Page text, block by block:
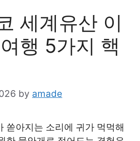
세계유산 이
행 5가지 핵
by amade
쏟아지는 소리에 귀가 먹먹해